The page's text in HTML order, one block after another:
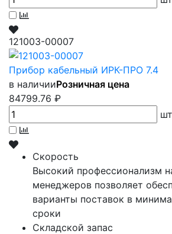
121003-00007
Прибор кабельный ИРК-ПРО 7.4
в наличииРозничная цена
84799.76 ₽
шт
Скорость
Высокий профессионализм
менеджеров позволяет
варианты поставок в
сроки
Складской запас